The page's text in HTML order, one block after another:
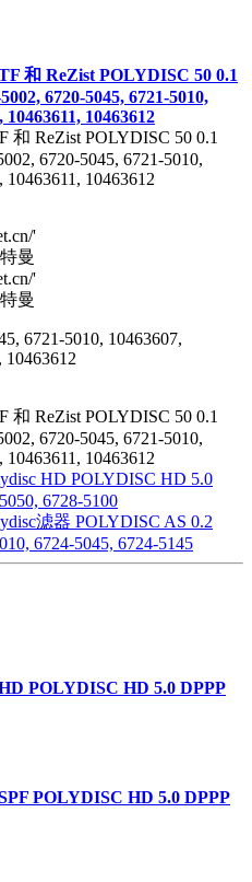
和 ReZist POLYDISC 50 0.1
6720-5045, 6721-5010,
10463611, 10463612
和 ReZist POLYDISC 50 0.1
6720-5045, 6721-5010,
10463611, 10463612
6721-5010, 10463607,
10463612
和 ReZist POLYDISC 50 0.1
6720-5045, 6721-5010,
10463611, 10463612
HD POLYDISC HD 5.0
6728-5100
滤器 POLYDISC AS 0.2
6724-5045, 6724-5145
POLYDISC HD 5.0 DPPP
POLYDISC HD 5.0 DPPP